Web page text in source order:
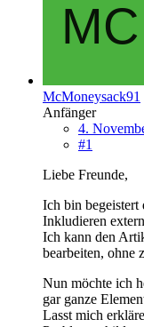
McMoneysack91
Anfänger
4.
#1
Liebe Freunde,
Ich bin begeistert
Inkludieren
Ich kann den
bearbeiten, ohne
Nun möchte ich
gar ganze
Lasst mich